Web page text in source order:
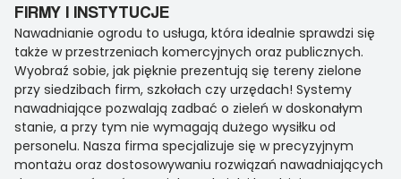
FIRMY I INSTYTUCJE
Nawadnianie ogrodu to usługa, która idealnie sprawdzi się
także w przestrzeniach komercyjnych oraz publicznych.
Wyobraź sobie, jak pięknie prezentują się tereny zielone
przy siedzibach firm, szkołach czy urzędach! Systemy
nawadniające pozwalają zadbać o zieleń w doskonałym
stanie, a przy tym nie wymagają dużego wysiłku od
personelu. Nasza firma specjalizuje się w precyzyjnym
montażu oraz dostosowywaniu rozwiązań nawadniających